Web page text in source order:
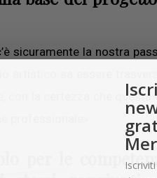
sicuramente la nostra
sa essere
la certezza che questa
professionale».
per le